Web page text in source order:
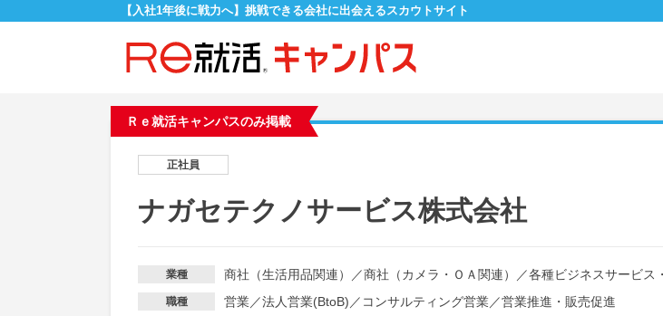
【入社1年後に戦力へ】挑戦できる会社に出会えるスカウトサイト
Ｒｅ就活キャンパスのみ掲載
正社員
ナガセテクノサービス株式会社
業種 商社（生活用品関連） ／商社（カメラ・ＯＡ関連） ／各種ビジネスサービス
職種 営業／法人営業(BtoB) ／ コンサルティング営業／営業推進・販売促進